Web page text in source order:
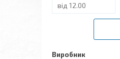
Виробник